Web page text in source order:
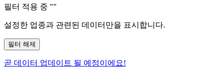
필터 적용 중 ""
설정한 업종과 관련된 데이터만을 표시합니다.
필터 해제
곧 데이터 업데이트 될 예정이에요!